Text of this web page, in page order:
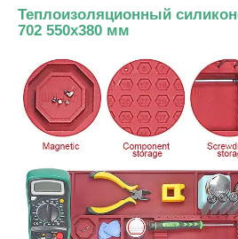
Теплоизоляционный
702 550x380 мм